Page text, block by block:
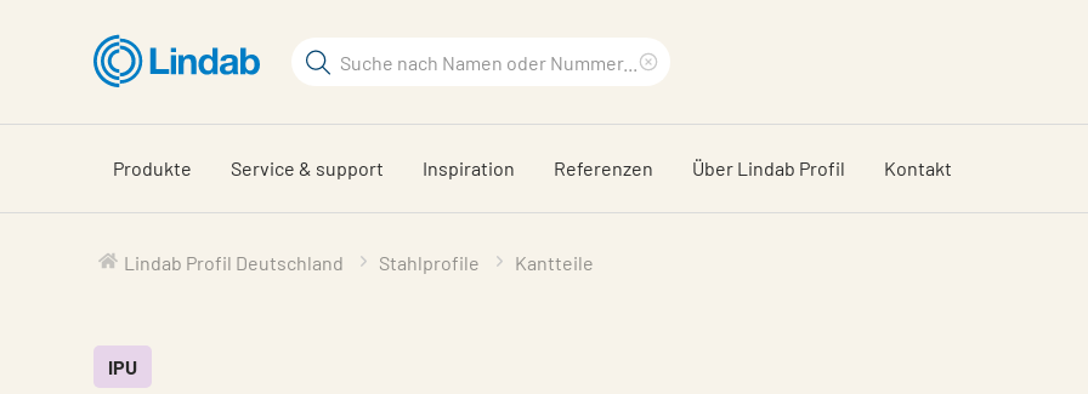
Hauptinhalt
Suchbegriff
durchsuchen
löschen
Produkte Service & support Inspiration Referenzen Über Lindab Profil Kontakt
Lindab Profil Deutschland Stahlprofile Kantteile
IPU